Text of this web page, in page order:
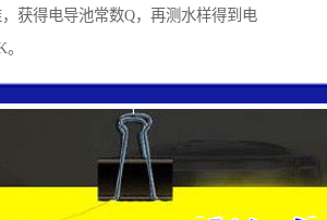
获得电导池常数Q，再测水样得到电